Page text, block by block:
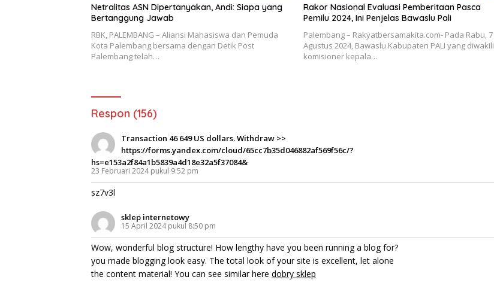
Netralitas ASN Dipertanyakan, Andi: Siapa yang
Bertanggung Jawab
RBK, PALEMBANG – Aliansi Mahasiswa dan Pemuda
Kota Palembang bersama dengan Detik Post
Palembang telah…
Rakor Nasional Evaluasi Pemberitaan Pasca
Pemilu 2024, Ini Penjelas Bawaslu Pali
Palembang – Rakyatbersamakita.com- Pada Rabu, 7
Agustus 2024, Bawaslu Kabupaten PALI yang diwakili
komisioner kepala…
Respon (156)
Transaction 46 649 US dollars. Withdrаw >>
https://forms.yandex.com/cloud/65cc7b35d046882af569f56c/?
hs=e153a2f84a1b5839a4d18e32a5f37084&
23 Februari 2024 pukul 9:52 pm
sz7v3l
sklep internetowy
15 April 2024 pukul 8:50 pm
Wow, wonderful blog structure! How lengthy have you been running a blog for?
you made blogging look easy. The total look of your site is excellent, let alone
the content material! You can see similar here dobry sklep